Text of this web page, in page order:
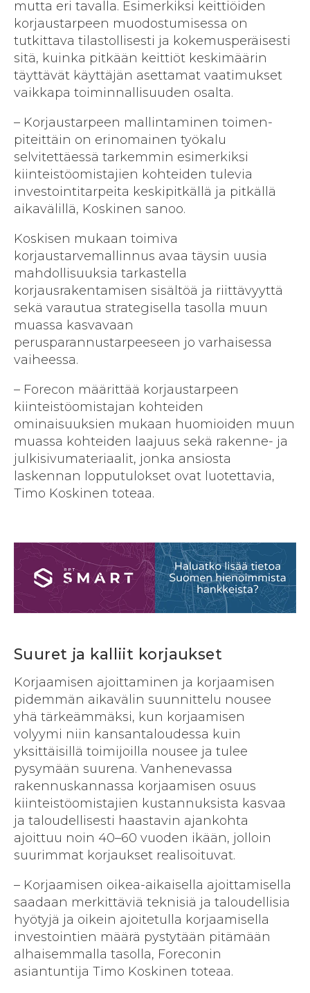
mutta eri tavalla. Esimerkiksi keittiöiden
korjaustarpeen muodostumisessa on
tutkittava tilastollisesti ja kokemusperäisesti
sitä, kuinka pitkään keittiöt keskimäärin
täyttävät käyttäjän asettamat vaatimukset
vaikkapa toiminnallisuuden osalta.
– Korjaustarpeen mallintaminen toimen­
piteittäin on erinomainen työkalu
selvitettäessä tarkemmin esimerkiksi
kiinteistöomistajien kohteiden tulevia
investointitarpeita keski­pitkällä ja pitkällä
aikavälillä, Koskinen sanoo.
Koskisen mukaan toimiva
korjaustarvemallinnus avaa täysin uusia
mahdollisuuksia tarkastella
korjausrakentamisen sisältöä ja riittävyyttä
sekä varautua strategisella tasolla muun
muassa kasvavaan
perusparannustarpeeseen jo varhaisessa
vaiheessa.
– Forecon määrittää korjaustarpeen
kiinteistöomistajan kohteiden
ominaisuuksien mukaan huomioiden muun
muassa kohteiden laajuus sekä rakenne- ja
julkisivu­materiaalit, jonka ansiosta
laskennan loppu­tulokset ovat luotettavia,
Timo Koskinen toteaa.
Suuret ja kalliit korjaukset
Korjaamisen ajoittaminen ja korjaamisen
pidemmän aikavälin suunnittelu nousee
yhä tärkeämmäksi, kun korjaamisen
volyymi niin kansantaloudessa kuin
yksittäisillä toimijoilla nousee ja tulee
pysymään suurena. Vanhenevassa
rakennuskannassa korjaamisen osuus
kiinteistöomistajien kustannuksista kasvaa
ja taloudellisesti haastavin ajankohta
ajoittuu noin 40–60 vuoden ikään, jolloin
suurimmat kor­jaukset realisoituvat.
– Korjaamisen oikea-aikaisella ajoittamisella
saadaan merkittäviä teknisiä ja taloudellisia
hyötyjä ja oikein ajoitetulla korjaamisella
investointien määrä pystytään pitämään
alhaisemmalla tasolla, Foreconin
asiantuntija Timo Koskinen toteaa.